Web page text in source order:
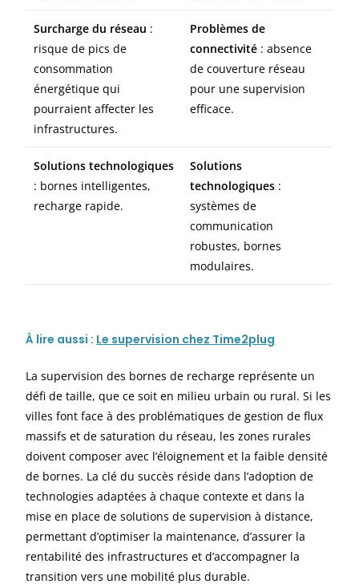
Surcharge du réseau :
risque de pics de
consommation
énergétique qui
pourraient affecter les
infrastructures.
Problèmes de
connectivité : absence
de couverture réseau
pour une supervision
efficace.
Solutions technologiques
: bornes intelligentes,
recharge rapide.
Solutions
technologiques :
systèmes de
communication
robustes, bornes
modulaires.
À lire aussi : Le supervision chez Time2plug
La supervision des bornes de recharge représente un
défi de taille, que ce soit en milieu urbain ou rural. Si les
villes font face à des problématiques de gestion de flux
massifs et de saturation du réseau, les zones rurales
doivent composer avec l’éloignement et la faible densité
de bornes. La clé du succès réside dans l’adoption de
technologies adaptées à chaque contexte et dans la
mise en place de solutions de supervision à distance,
permettant d’optimiser la maintenance, d’assurer la
rentabilité des infrastructures et d’accompagner la
transition vers une mobilité plus durable.